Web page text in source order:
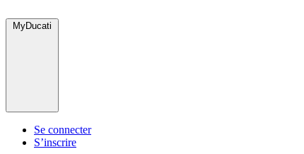
MyDucati
Se connecter
S’inscrire